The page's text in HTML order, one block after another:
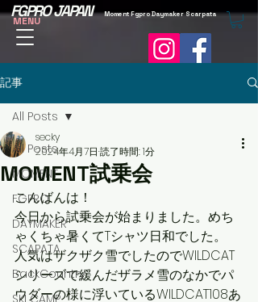
MENU
FGPRO JAPAN Moment Fgpro Daymaker Scarpata
記事
All Posts
MOMENT
FGPRO
DAYMAKER
SCAPATA
BackCountry
SKI CAMP
All Posts
MOMENT試乗会
secky
2024年4月7日 読了時間: 1分
こんばんは！
今日から試乗会が始まりました。めち
ゃくちゃ暑くてTシャツ日和でした。
人気はザクザク雪でしたのでWILDCAT
シリーズで緩んだザラメ雪のなかでパ
ウダーの様に浮いているWILDCAT108あ